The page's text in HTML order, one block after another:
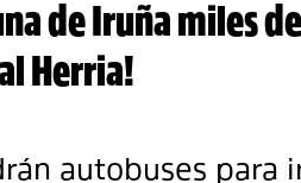
de Iruña miles
Herria!
autobuses para